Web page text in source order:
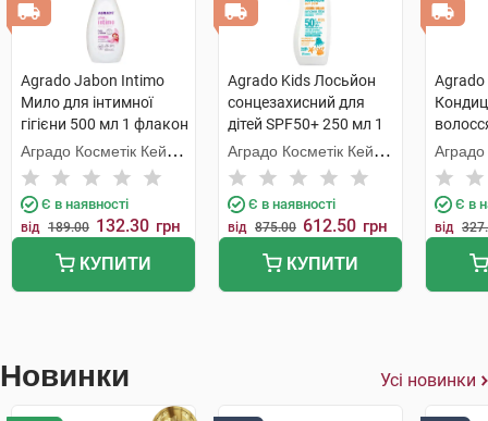
Agrado Jabon Intimo
Мило для інтимної
гігієни 500 мл 1 флакон
Аградо Косметік Кейр
3000 С.Л.У.
Є в наявності
від 189.00 132.30 грн
КУПИТИ
Agrado Kids Лосьйон
сонцезахисний для
дітей SPF50+ 250 мл 1
флакон
Аградо Косметік Кейр
3000 С.Л.У.
Є в наявності
від 875.00 612.50 грн
КУПИТИ
Agrado
900
Аградо
3000
Є в
від
Новинки Усі новинки